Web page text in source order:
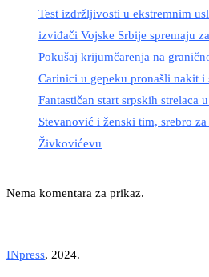
Test izdržljivosti u ekstremnim
izviđači Vojske Srbije spremaju
Pokušaj krijumčarenja na
Carinici u gepeku pronašli nakit i
Fantastičan start srpskih strelaca
Stevanović i ženski tim, srebro
Živkovićevu
Nema komentara za prikaz.
INpress, 2024.